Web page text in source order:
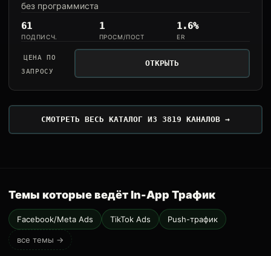
без программиста
61
ПОДПИСЧ.
1
ПРОСМ/ПОСТ
1.6%
ER
ЦЕНА ПО
ЗАПРОСУ
ОТКРЫТЬ
СМОТРЕТЬ ВЕСЬ КАТАЛОГ ИЗ 3819 КАНАЛОВ →
Темы которые ведёт In-App Трафик
Facebook/Meta Ads TikTok Ads Push-трафик
все темы →